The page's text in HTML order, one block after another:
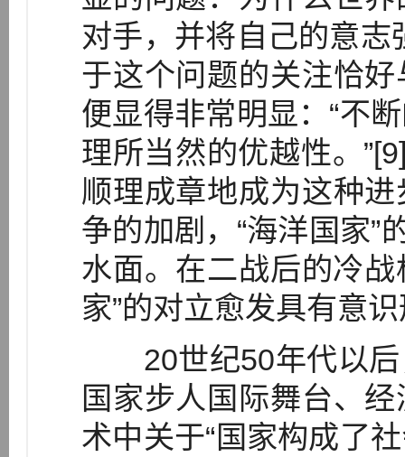
对手，并将自己的意志
于这个问题的关注恰
便显得非常明显：“不
理所当然的优越性。
顺理成章地成为这种
争的加剧，“海洋国家
水面。在二战后的冷战
家”的对立愈发具有意
20世纪50年代以后
国家步人国际舞台、
术中关于“国家构成了